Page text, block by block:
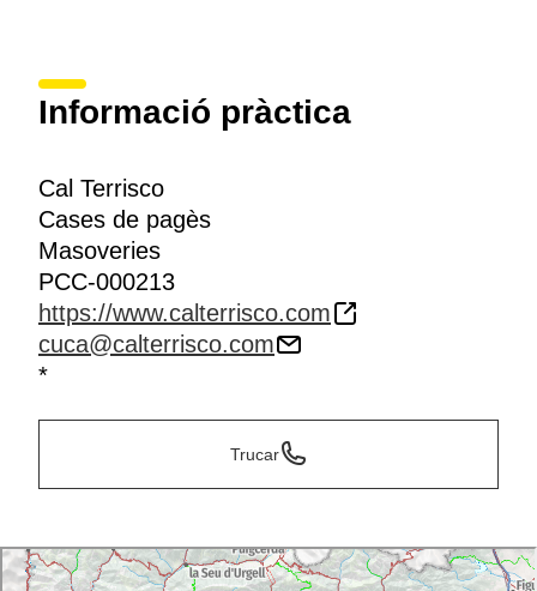
Informació pràctica
Cal Terrisco
Cases de pagès
Masoveries
PCC-000213
https://www.calterrisco.com
cuca@calterrisco.com
*
Trucar